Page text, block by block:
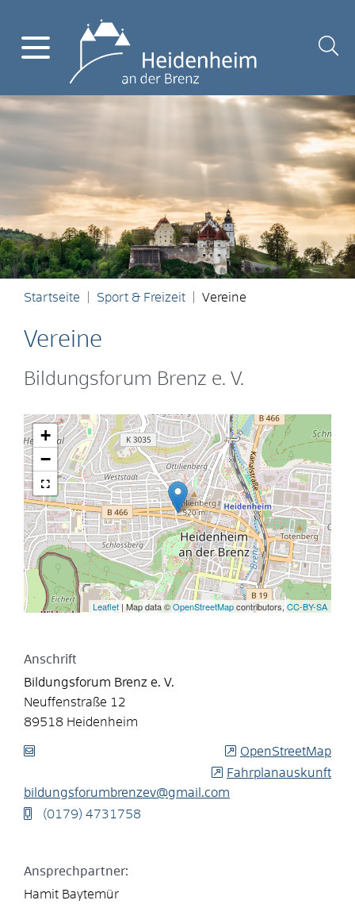
Startseite Sport & Freizeit Vereine
Vereine
Bildungsforum Brenz e. V.
+
−
Leaflet| Map data ©OpenStreetMapcontributors, CC-BY-SA
Anschrift
Bildungsforum Brenz e. V.
Neuffenstraße 12
89518 Heidenheim
OpenStreetMap
Fahrplanauskunft
bildungsforumbrenzev@gmail.com
(01 79) 4731758
Ansprechpartner:
Hamit Baytemür